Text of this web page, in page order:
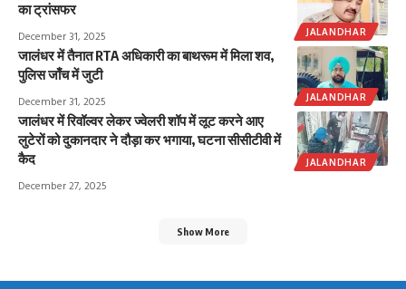
JALANDHAR
का ट्रांसफर
December 31, 2025
JALANDHAR
जालंधर में तैनात RTA अधिकारी का बाथरूम में मिला शव,
पुलिस जाँच में जुटी
December 31, 2025
JALANDHAR
जालंधर में रिवॉल्वर लेकर ज्वेलरी शॉप में लूट करने आए
लुटेरों को दुकानदार ने दौड़ा कर भगाया, घटना सीसीटीवी में
कैद
December 27, 2025
Show More